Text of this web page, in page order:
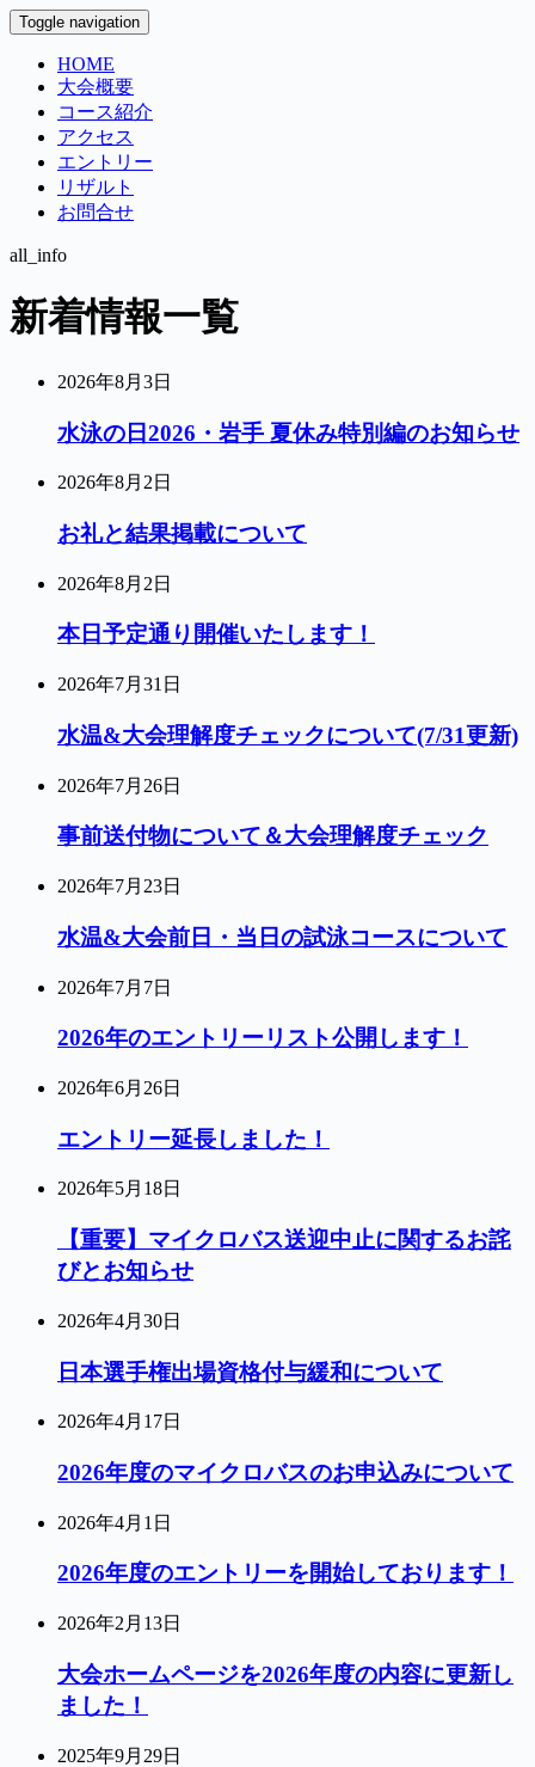
Toggle navigation
HOME
大会概要
コース紹介
アクセス
エントリー
リザルト
お問合せ
all_info
新着情報一覧
2026年8月3日
水泳の日2026・岩手 夏休み特別編のお知らせ
2026年8月2日
お礼と結果掲載について
2026年8月2日
本日予定通り開催いたします！
2026年7月31日
水温&大会理解度チェックについて(7/31更新)
2026年7月26日
事前送付物について＆大会理解度チェック
2026年7月23日
水温&大会前日・当日の試泳コースについて
2026年7月7日
2026年のエントリーリスト公開します！
2026年6月26日
エントリー延長しました！
2026年5月18日
【重要】マイクロバス送迎中止に関するお詫
びとお知らせ
2026年4月30日
日本選手権出場資格付与緩和について
2026年4月17日
2026年度のマイクロバスのお申込みについて
2026年4月1日
2026年度のエントリーを開始しております！
2026年2月13日
大会ホームページを2026年度の内容に更新し
ました！
2025年9月29日